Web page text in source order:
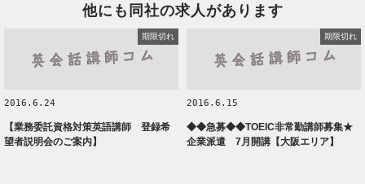
他にも同社の求人があります
期限切れ
2016.6.24
【業務委託資格対策英語講師 登録希
望者説明会のご案内】
期限切れ
2016.6.15
◆◆急募◆◆TOEIC非常勤講師募集★
企業派遣 7月開講【大阪エリア】